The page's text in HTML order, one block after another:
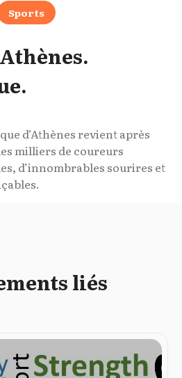
Sports
d’Athènes revient après
milliers de coureurs
d’innombrables sourires et
liés